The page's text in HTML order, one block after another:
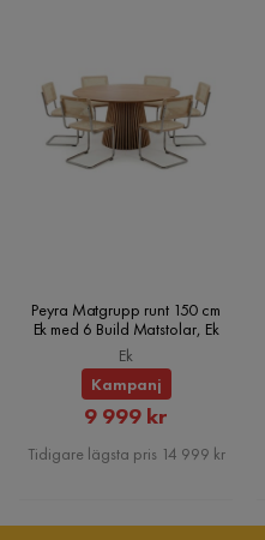
Peyra Matgrupp runt 150 cm
Ek med 6 Build Matstolar, Ek
Ek
Kampanj
Rabatterat
Pris
9 999 kr
Tidigare lägsta pris 14 999 kr